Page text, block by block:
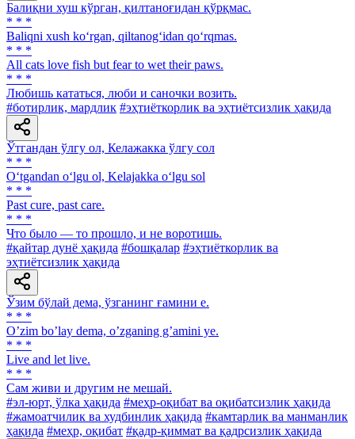
Балиқни хуш кўрган, қилтаноғидан қўрқмас.
* * *
Baliqni xush ko‘rgan, qiltanog‘idan qo‘rqmas.
* * *
All cats love fish but fear to wet their paws.
* * *
Любишь кататься, люби и саночки возить.
#ботирлик, мардлик #эҳтиёткорлик ва эҳтиётсизлик ҳақида
Ўтгандан ўлгу ол, Келажакка ўлгу сол
* * *
O‘tgandan o‘lgu ol, Kelajakka o‘lgu sol
* * *
Past cure, past care.
* * *
Что было — то прошло, и не воротишь.
#қайтар дунё ҳақида #бошқалар #эҳтиёткорлик ва
эҳтиётсизлик ҳақида
Ўзим бўлай дема, ўзганинг ғамини е.
* * *
Oʼzim boʼlay dema, oʼzganing gʼamini ye.
* * *
Live and let live.
* * *
Сам живи и другим не мешай.
#эл-юрт, ўлка ҳақида #меҳр-оқибат ва оқибатсизлик ҳақида
#жамоатчилик ва худбинлик ҳақида #камтарлик ва манманлик
ҳақида #меҳр, оқибат #қадр-қиммат ва қадрсизлик ҳақида